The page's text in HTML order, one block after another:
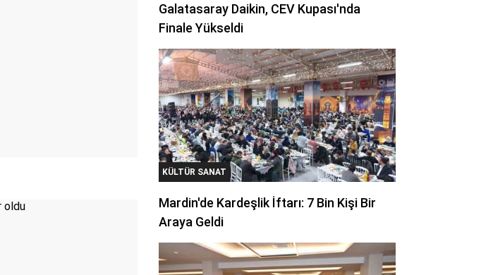
Galatasaray Daikin, CEV Kupası'nda
Finale Yükseldi
KÜLTÜR SANAT
Mardin'de Kardeşlik İftarı: 7 Bin Kişi Bir
Araya Geldi